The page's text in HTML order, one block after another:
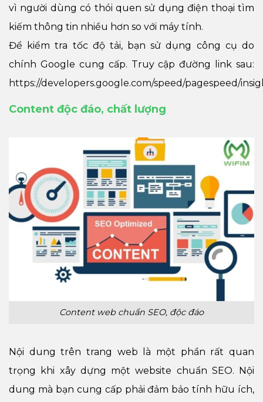
vì người dùng có thói quen sử dụng điện thoại tìm
kiếm thông tin nhiều hơn so với máy tính.
Để kiểm tra tốc độ tải, bạn sử dụng công cụ do
chính Google cung cấp. Truy cập đường link sau:
https://developers.google.com/speed/pagespeed/
Content độc đáo, chất lượng
Content web chuẩn SEO, độc đáo
Nội dung trên trang web là một phần rất quan
trọng khi xây dựng một website chuẩn SEO. Nội
dung mà bạn cung cấp phải đảm bảo tính hữu ích,